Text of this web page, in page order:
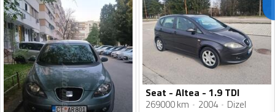
Seat - Altea - 1.9 TDI
269000 km 2004 Dizel